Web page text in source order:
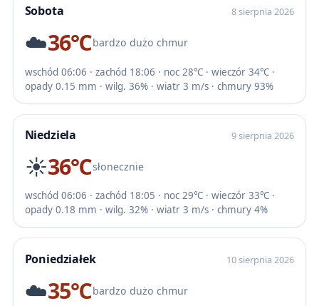
Sobota 8 sierpnia 2026
☁️36℃bardzo dużo chmur
wschód 06:06 · zachód 18:06 · noc 28℃ · wieczór 34℃ ·
opady 0.15 mm · wilg. 36% · wiatr 3 m/s · chmury 93%
Niedziela 9 sierpnia 2026
☀️36℃słonecznie
wschód 06:06 · zachód 18:05 · noc 29℃ · wieczór 33℃ ·
opady 0.18 mm · wilg. 32% · wiatr 3 m/s · chmury 4%
Poniedziałek 10 sierpnia 2026
☁️35℃bardzo dużo chmur